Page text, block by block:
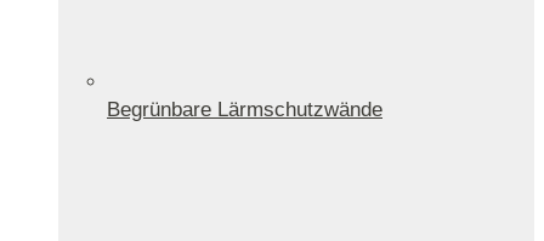
Begrünbare Lärmschutzwände